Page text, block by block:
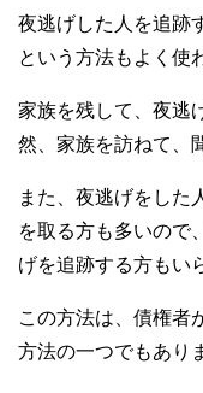
夜逃げした人を追跡
という方法もよく使
家族を残して、夜逃
然、家族を訪ねて、
また、夜逃げをした
を取る方も多いので
げを追跡する方もい
この方法は、債権者
方法の一つでもあり